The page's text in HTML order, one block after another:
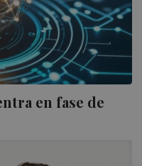
en fase de